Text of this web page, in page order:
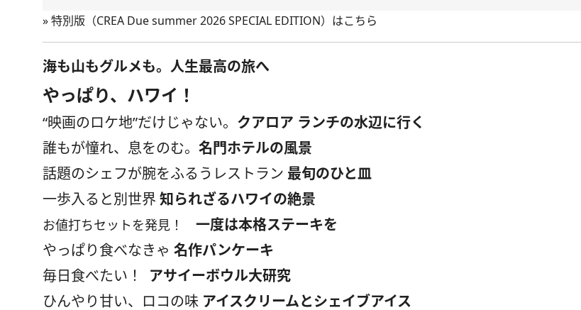
»特別版（CREA Due summer 2026 SPECIAL EDITION）はこちら
海も山もグルメも。人生最高の旅へ
やっぱり、ハワイ！
“映画のロケ地”だけじゃない。 クアロア ランチの水辺に行く
誰もが憧れ、息をのむ。 名門ホテルの風景
話題のシェフが腕をふるうレストラン 最旬のひと皿
一歩入ると別世界 知られざるハワイの絶景
お値打ちセットを発見！ 一度は本格ステーキを
やっぱり食べなきゃ 名作パンケーキ
毎日食べたい！ アサイーボウル大研究
ひんやり甘い、ロコの味 アイスクリームとシェイブアイス